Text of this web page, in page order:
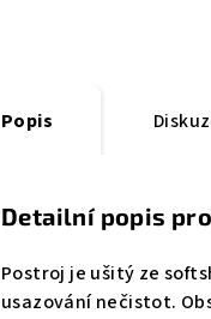
Popis
Detailní popis
Postroj je ušitý ze
usazování nečistot.